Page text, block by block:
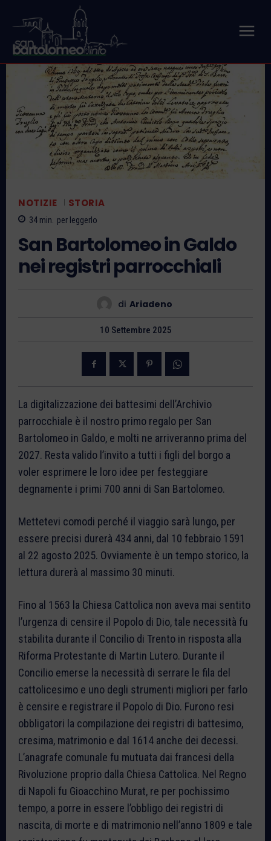
NOTIZIE STORIA
34 min. per leggerlo
San Bartolomeo in Galdo
nei registri parrocchiali
di Ariadeno
10 Settembre 2025
La digitalizzazione dei battesimi dell’Archivio
parrocchiale è il nostro primo regalo per San
Bartolomeo in Galdo, e molti ne arriveranno prima del
2027. Resta valido l’invito a tutti i figli del borgo a
voler esprimere le loro idee per festeggiare
degnamente i primi 700 anni di San Bartolomeo.
Mettetevi comodi perché il viaggio sarà lungo, per
essere precisi durerà 434 anni, dal 10 febbraio 1591
al 22 agosto 2025. Ovviamente è un tempo storico, la
lettura durerà al massimo 30 minuti.
Fino al 1563 la Chiesa Cattolica non aveva mai sentito
l’urgenza di censire il Popolo di Dio, tale necessità fu
stabilita durante il Concilio di Trento in risposta alla
Riforma Protestante di Martin Lutero. Durante il
Concilio emerse la necessità di serrare le fila del
cattolicesimo e uno degli strumenti migliori per farlo
è censire e registrare il Popolo di Dio. Furono resi
obbligatori la compilazione dei registri di battesimo,
cresima, matrimonio e dal 1614 anche dei decessi.
L’anagrafe comunale fu mutuata dai francesi della
Rivoluzione proprio dalla Chiesa Cattolica. Nel Regno
di Napoli fu Gioacchino Murat, re per pochissimo
tempo, a porre in essere l’obbligo dei registri di
nascita, di morte e di matrimonio nell’anno 1809 e tale